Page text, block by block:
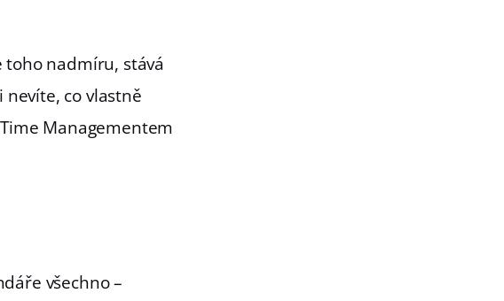
toho nadmíru, stává
co vlastně
Managementem
všechno –